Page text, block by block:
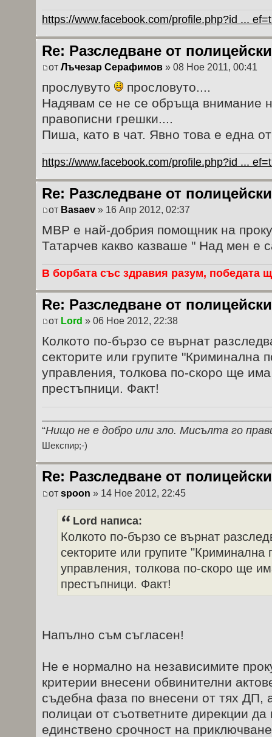
https://www.facebook.com/profile.php?id ...
Re: Разследване от
от Лъчезар Серафимов » 08 Ное 2011, 00:41
прослувуто
прословуто....
Надявам се не се обръща внимание
правописни грешки....
Пиша, като в чат. Явно това е една
https://www.facebook.com/profile.php?id ...
Re: Разследване от
от Basaev » 16 Апр 2012, 02:37
МВР е най-добрия помощник на
Татарчев какво казваше " Над мен
В борбата със здравия разум, победата
Re: Разследване от
от Lord » 06 Ное 2012, 22:38
Колкото по-бързо се върнат
секторите или групите "Криминална
управления, толкова по-скоро ще
престъпници. Факт!
“Нищо не е добро или зло. Мисълта го
Шекспир;-)
Re: Разследване от
от spoon » 14 Ное 2012, 22:45
Lord написа:
Колкото по-бързо се върнат
секторите или групите "Криминална
управления, толкова по-скоро ще
престъпници. Факт!
Напълно съм съгласен!
Не е нормално на независимите
критерии внесени обвинителни
съдебна фаза по внесени от тях ДП,
полицаи от съответните дирекции да
единствено срочност на